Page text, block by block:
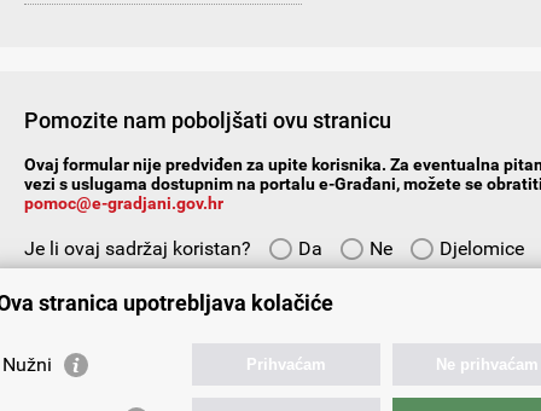
Pomozite nam poboljšati ovu stranicu
Ovaj formular nije predviđen za upite korisnika. Za eventualna
vezi s uslugama dostupnim na portalu e-Građani, možete se
pomoc@e-gradjani.gov.hr
Je li ovaj sadržaj koristan? Da Ne
Djelomice
Vaš prijedlog ili komentar:
stranica upotrebljava kolačiće
Nužni Prihvaćam Ne prihvaćam